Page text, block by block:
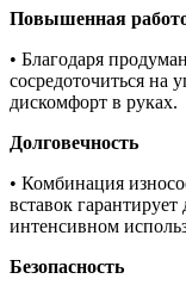
Повышенная
• Благодаря
сосредоточиться на
дискомфорт в руках.
Долговечность
• Комбинация
вставок
интенсивном
Безопасность